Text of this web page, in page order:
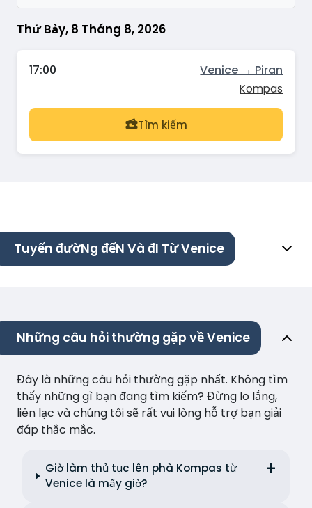
Thứ Bảy, 8 Tháng 8, 2026
17:00 Venice → Piran
Kompas
Tìm kiếm
Tuyến đườNg đếN Và đI Từ Venice
Những câu hỏi thường gặp về Venice
Đây là những câu hỏi thường gặp nhất. Không tìm
thấy những gì bạn đang tìm kiếm? Đừng lo lắng,
liên lạc và chúng tôi sẽ rất vui lòng hỗ trợ bạn giải
đáp thắc mắc.
Giờ làm thủ tục lên phà Kompas từ
Venice là mấy giờ?